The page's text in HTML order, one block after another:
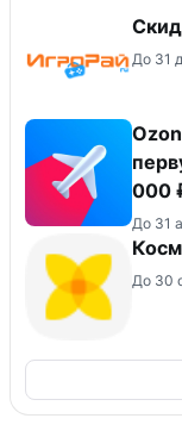
До 31
000
До 31
До 30